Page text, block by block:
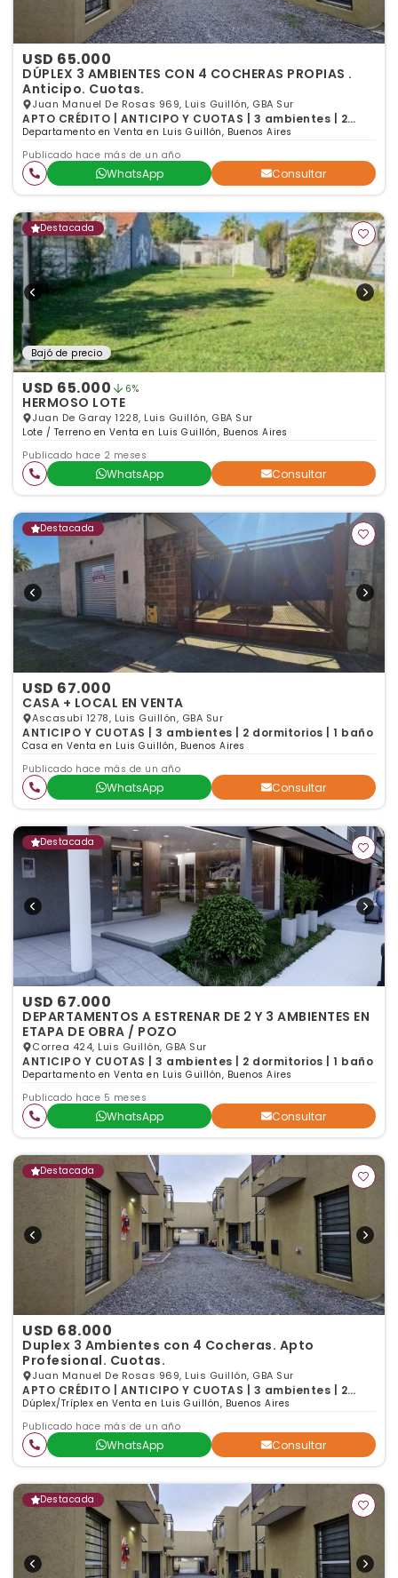
USD 65.000
DÚPLEX 3 AMBIENTES CON 4 COCHERAS PROPIAS .
Anticipo. Cuotas.
Juan Manuel De Rosas 969, Luis Guillón, GBA Sur
APTO CRÉDITO | ANTICIPO Y CUOTAS | 3 ambientes | 2
dormitorios | 1 baño
Departamento en Venta en Luis Guillón, Buenos Aires
Publicado hace más de un año
WhatsApp Consultar
Destacada
Bajó de precio
USD 65.000 6%
HERMOSO LOTE
Juan De Garay 1228, Luis Guillón, GBA Sur
Lote / Terreno en Venta en Luis Guillón, Buenos Aires
Publicado hace 2 meses
WhatsApp Consultar
Destacada
USD 67.000
CASA + LOCAL EN VENTA
Ascasubi 1278, Luis Guillón, GBA Sur
ANTICIPO Y CUOTAS | 3 ambientes | 2 dormitorios | 1 baño
Casa en Venta en Luis Guillón, Buenos Aires
Publicado hace más de un año
WhatsApp Consultar
Destacada
USD 67.000
DEPARTAMENTOS A ESTRENAR DE 2 Y 3 AMBIENTES EN
ETAPA DE OBRA / POZO
Correa 424, Luis Guillón, GBA Sur
ANTICIPO Y CUOTAS | 3 ambientes | 2 dormitorios | 1 baño
Departamento en Venta en Luis Guillón, Buenos Aires
Publicado hace 5 meses
WhatsApp Consultar
Destacada
USD 68.000
Duplex 3 Ambientes con 4 Cocheras. Apto
Profesional. Cuotas.
Juan Manuel De Rosas 969, Luis Guillón, GBA Sur
APTO CRÉDITO | ANTICIPO Y CUOTAS | 3 ambientes | 2
dormitorios | 1 baño
Dúplex/Tríplex en Venta en Luis Guillón, Buenos Aires
Publicado hace más de un año
WhatsApp Consultar
Destacada